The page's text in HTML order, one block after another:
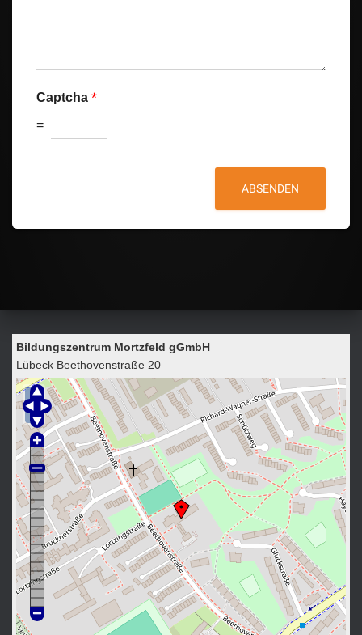
Captcha *
=
ABSENDEN
Bildungszentrum Mortzfeld gGmbH
Lübeck Beethovenstraße 20
+
−